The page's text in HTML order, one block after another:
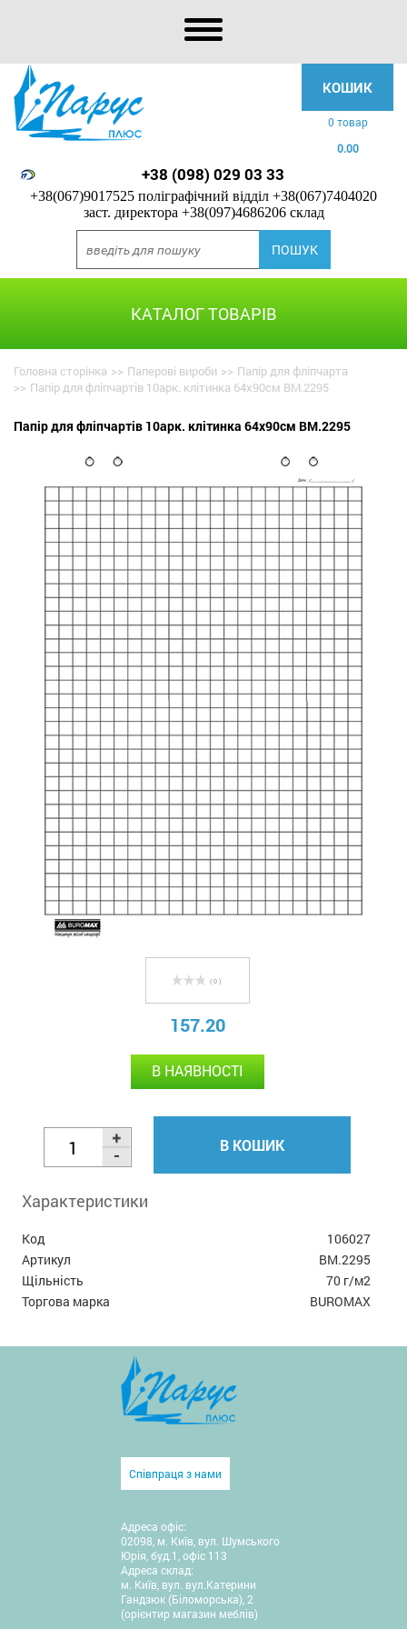
КОШИК
0 товар
0.00
+38 (098) 029 03 33
+38(067)9017525 поліграфічний відділ +38(067)7404020
заст. директора +38(097)4686206 склад
КАТАЛОГ ТОВАРІВ
Головна сторінка >> Паперові вироби >> Папір для фліпчарта
>> Папір для фліпчартів 10арк. клітинка 64х90см BM.2295
Папір для фліпчартів 10арк. клітинка 64х90см BM.2295
( 0 )
157.20
В НАЯВНОСТІ
В КОШИК
Характеристики
Код
106027
Артикул
BM.2295
Щільність
70 г/м2
Торгова марка
BUROMAX
Співпраця з нами
Адреса офіс:
02098, м. Київ, вул. Шумського
Юрія, буд.1, офіс 113
Адреса склад:
м. Київ, вул. вул.Катерини
Гандзюк (Біломорська), 2
(орієнтир магазин меблів)